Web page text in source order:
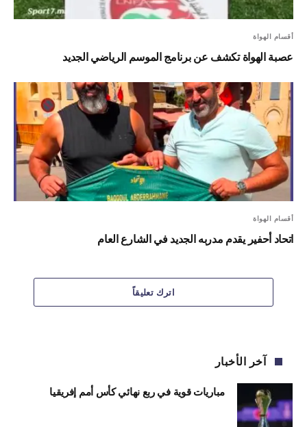
أقسام الهواة
عصبة الهواة تكشف عن برنامج الموسم الرياضي الجديد
أقسام الهواة
اتحاد أحفير يقدم مدربه الجديد في الشارع العام
اترك تعليقاً
آخر الأخبار
مباريات قوية في ربع نهائي كأس أمم إفريقيا